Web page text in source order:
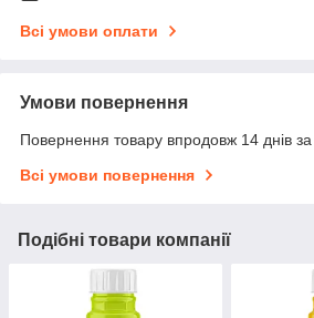
Всі умови оплати
Умови повернення
Повернення товару впродовж 14 днів
Всі умови повернення
Подібні товари компанії